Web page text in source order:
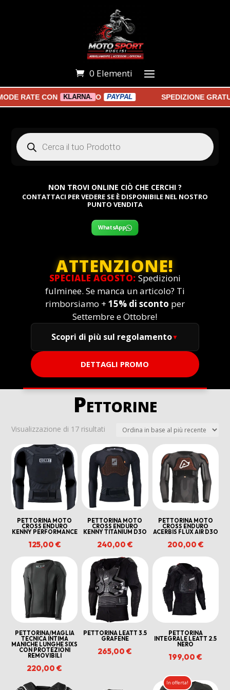
0 Elementi
RATE CON KLARNA. O PAYPAL SPEDIZIONE
Products
search
NON TROVI ONLINE CIÒ CHE CERCHI ?
CONTATTACI PER VEDERE SE È DISPONIBILE NEL NOSTRO
PUNTO VENDITA
WhatsApp
ATTENZIONE!
SPECIALE AGOSTO: Spedizioni
fulminee. Se manca un articolo? Ti
rimborsiamo + 15% di sconto per
Settembre e Ottobre!
Scopri di più sul regolamento
DETTAGLI PROMO
Pettorine
Visualizzazione di 17 risultati Ordina
base
al
più
recente
PETTORINA MOTO
CROSS ENDURO
KENNY PERFORMANCE
125,00 €
PETTORINA MOTO
CROSS ENDURO
KENNY TITANIUM D3O
240,00 €
PETTORINA MOTO
CROSS ENDURO
ACERBIS FLUX AIR D3O
200,00 €
PETTORINA/MAGLIA
TECNICA INTIMA
MANICHE LUNGHE SIXS
CON PROTEZIONI
REMOVIBILI
220,00€
PETTORINA LEATT 3.5
GRAFENE
265,00€
PETTORINA
INTEGRALE LEATT 2.5
NERO
199,00€
In offerta!